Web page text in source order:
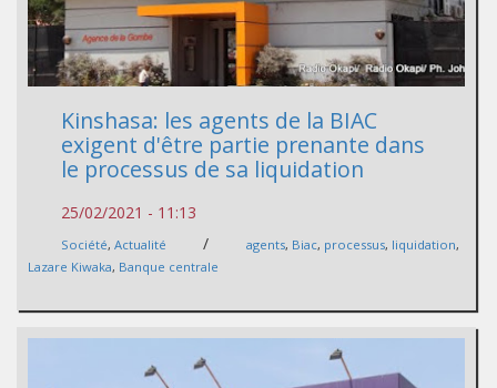
Kinshasa: les agents de la BIAC
exigent d'être partie prenante dans
le processus de sa liquidation
25/02/2021 - 11:13
Société, Actualité / agents, Biac, processus, liquidation,
Lazare Kiwaka, Banque centrale